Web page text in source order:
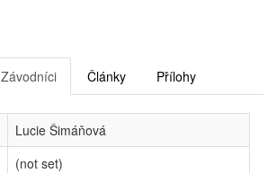
Závodníci Články Přílohy
Lucie Šimáňová
(not set)